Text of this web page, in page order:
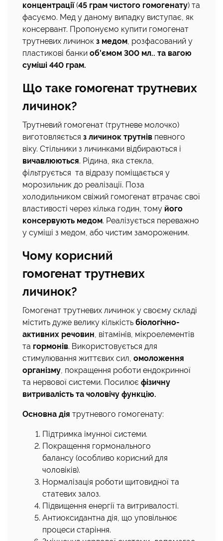
концентрації(45 грам чистого гомогенату) та
фасуємо. Мед у даному випадку виступає, як
консервант. Пропонуємо купити гомогенат
трутневих личинок з медом, розфасований у
пластикові банки об'ємом 300 мл.. та вагою
суміші 440 грам.
Що таке гомогенат трутневих
личинок?
Трутневий гомогенат (трутневе молочко)
виготовляється з личинок трутнів певного
віку. Стільники з личинками відбираються і
вичавлюються. Рідина, яка стекла,
фільтрується та відразу поміщається у
морозильник до реалізації. Поза
холодильником свіжий гомогенат втрачає свої
властивості через кілька годин, тому його
консервують медом. Реалізується переважно
у суміші з медом, або чистим замороженим.
Чому корисний
гомогенат трутневих
личинок?
Гомогенат трутневих личинок у своєму складі
містить дуже велику кількість біологічно-
активних речовин, вітамінів, мікроелементів
та гормонів. Використовується для
стимулювання життєвих сил, омоложення
організму, покращення роботи ендокринної
та нервової системи. Посилює фізичну
витривалість та чоловічу функцію.
Основна дія трутневого гомогенату:
Підтримка імунної системи.
Покращення гормонального
балансу (особливо корисний для
чоловіків).
Нормалізація роботи щитовидної та
статевих залоз.
Підвищення енергії та витривалості.
Антиоксидантна дія, що уповільнює
процеси старіння.